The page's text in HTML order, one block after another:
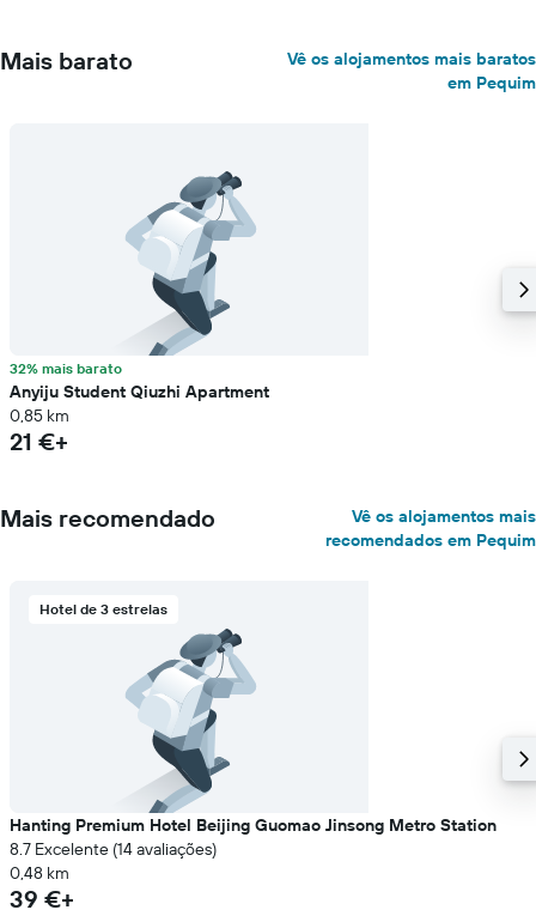
Mais barato
Vê os alojamentos mais baratos
em Pequim
32% mais barato
Anyiju Student Qiuzhi Apartment
0,85 km
21 €+
Mais recomendado
Vê os alojamentos mais
recomendados em Pequim
Hotel de 3 estrelas
Hanting Premium Hotel Beijing Guomao Jinsong Metro Station
8.7 Excelente (14 avaliações)
0,48 km
39 €+